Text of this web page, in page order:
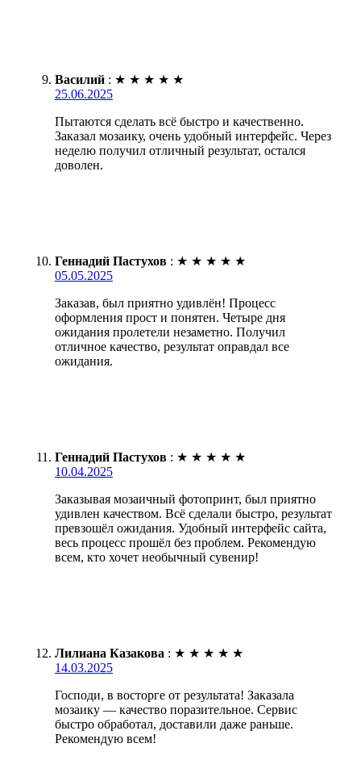
Василий : ★ ★ ★ ★ ★
25.06.2025
Пытаются сделать всё быстро и качественно.
Заказал мозаику, очень удобный интерфейс. Через
неделю получил отличный результат, остался
доволен.
Геннадий Пастухов : ★ ★ ★ ★ ★
05.05.2025
Заказав, был приятно удивлён! Процесс
оформления прост и понятен. Четыре дня
ожидания пролетели незаметно. Получил
отличное качество, результат оправдал все
ожидания.
Геннадий Пастухов : ★ ★ ★ ★ ★
10.04.2025
Заказывая мозаичный фотопринт, был приятно
удивлен качеством. Всё сделали быстро, результат
превзошёл ожидания. Удобный интерфейс сайта,
весь процесс прошёл без проблем. Рекомендую
всем, кто хочет необычный сувенир!
Лилиана Казакова : ★ ★ ★ ★ ★
14.03.2025
Господи, в восторге от результата! Заказала
мозаику — качество поразительное. Сервис
быстро обработал, доставили даже раньше.
Рекомендую всем!